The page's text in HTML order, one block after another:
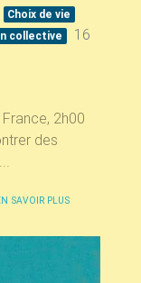
Choix de vie
collective
16
2h00
des
SAVOIR PLUS